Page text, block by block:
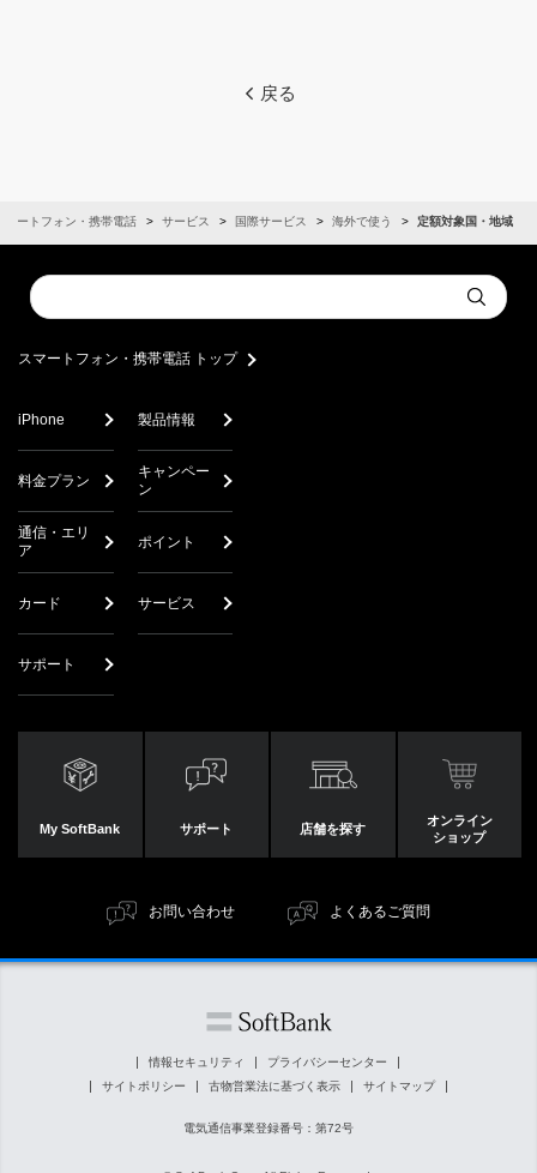
戻る
マートフォン・携帯電話 サービス 国際サービス 海外で使う 定額対象国・地域
Conduct
a
Submit
スマートフォン・携帯電話 トップ
iPhone 製品情報
料金プラン
キャンペー
ン
通信・エリ
ア
ポイント
カード サービス
サポート
My SoftBank サポート 店舗を探す
オンライン
ショップ
お問い合わせ よくあるご質問
情報セキュリティ
プライバシーセンター
サイトポリシー
古物営業法に基づく表示 サイトマップ
電気通信事業登録番号：第72号